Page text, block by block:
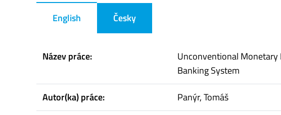
English Česky
Název práce:
Unconventional Monetary
Banking System
Autor(ka) práce:
Panýr, Tomáš